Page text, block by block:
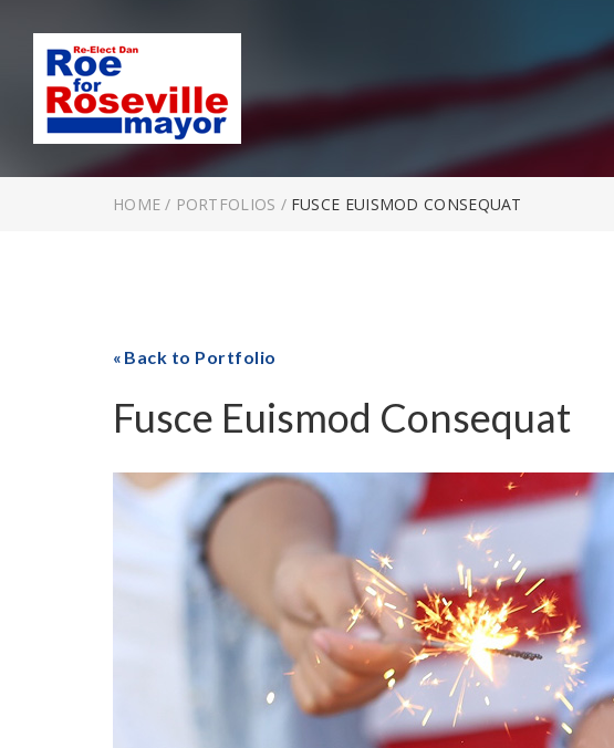
HOME / PORTFOLIOS / FUSCE EUISMOD CONSEQUAT
Back to Portfolio
Fusce Euismod Consequat